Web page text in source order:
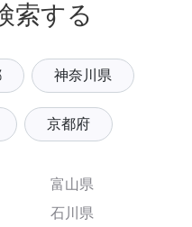
索する
神奈川県
京都府
富山県
石川県